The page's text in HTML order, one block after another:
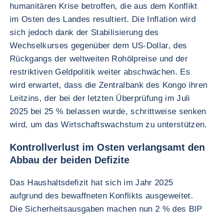
humanitären Krise betroffen, die aus dem Konflikt
im Osten des Landes resultiert. Die Inflation wird
sich jedoch dank der Stabilisierung des
Wechselkurses gegenüber dem US-Dollar, des
Rückgangs der weltweiten Rohölpreise und der
restriktiven Geldpolitik weiter abschwächen. Es
wird erwartet, dass die Zentralbank des Kongo ihren
Leitzins, der bei der letzten Überprüfung im Juli
2025 bei 25 % belassen wurde, schrittweise senken
wird, um das Wirtschaftswachstum zu unterstützen.
Kontrollverlust im Osten verlangsamt den
Abbau der beiden Defizite
Das Haushaltsdefizit hat sich im Jahr 2025
aufgrund des bewaffneten Konflikts ausgeweitet.
Die Sicherheitsausgaben machen nun 2 % des BIP